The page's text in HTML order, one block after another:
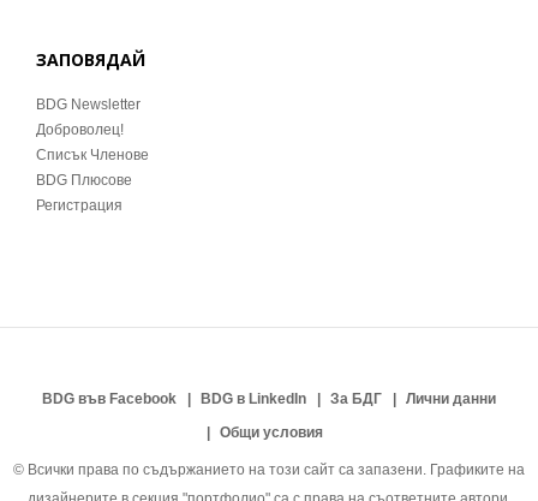
ЗАПОВЯДАЙ
BDG Newsletter
Доброволец!
Списък Членове
BDG Плюсове
Регистрация
BDG във Facebook BDG в LinkedIn За БДГ
Лични данни
Общи условия
© Всички права по съдържанието на този сайт са запазени. Графиките на